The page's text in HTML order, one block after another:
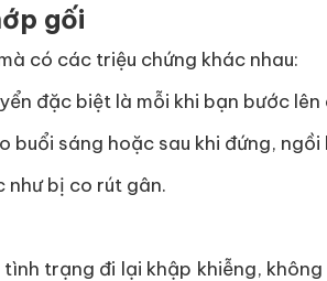
gối
có các triệu chứng khác nhau:
đặc biệt là mỗi khi bạn bước lên
sáng hoặc sau khi đứng, ngồi
như bị co rút gân.
trạng đi lại khập khiễng,